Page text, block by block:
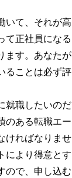
いて、それが高
て正社員になる
ます。あなたが
ることは必ず評
就職したいのだ
のある転職エー
ければなりませ
により得意とす
ので、申し込む